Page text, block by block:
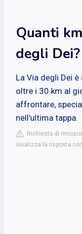
Quanti
degli Dei?
La Via degli Dei
oltre i 30 km al
affrontare,
nell'ultima tappa.
Richiesta di
isualizza la risposta